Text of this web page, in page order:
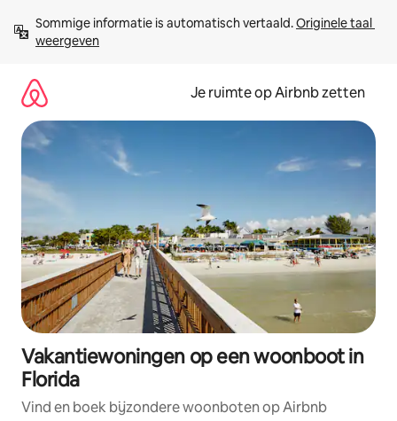
direct
naar
Sommige informatie is automatisch vertaald. Originele taal
weergeven
Je ruimte op Airbnb zetten
Vakantiewoningen op een woonboot in
Florida
Vind en boek bijzondere woonboten op Airbnb